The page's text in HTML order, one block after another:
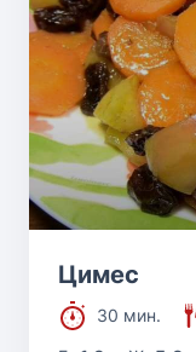
Цимес
30 мин.